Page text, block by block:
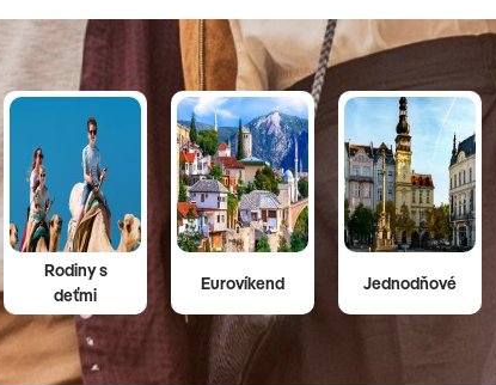
Rodiny s
deťmi
Eurovíkend Jednodňové